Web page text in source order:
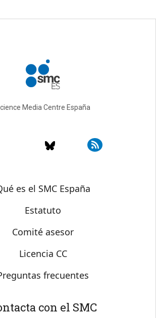
Media Centre España
España
es el SMC España
Estatuto
Comité asesor
Licencia CC
frecuentes
con el SMC